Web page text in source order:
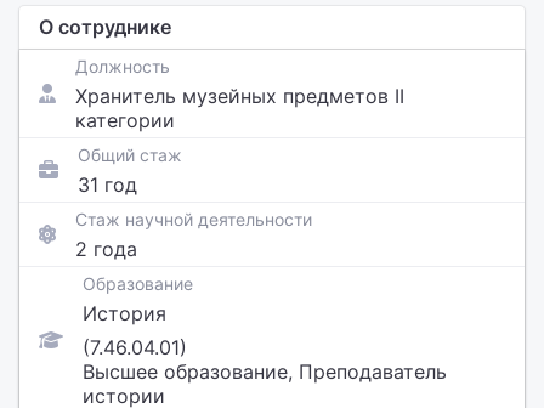
О сотруднике
Должность
Хранитель музейных предметов II
категории
Общий стаж
31 год
Стаж научной деятельности
2 года
Образование
История
(7.46.04.01)
Высшее образование, Преподаватель
истории